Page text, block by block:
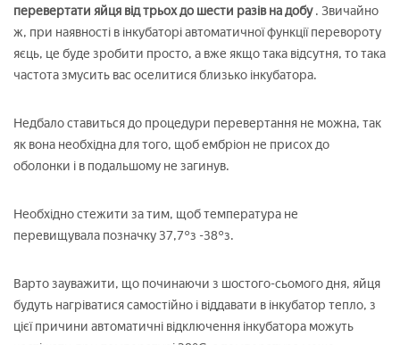
перевертати яйця від трьох до шести разів на добу. Звичайно
ж, при наявності в інкубаторі автоматичної функції перевороту
яєць, це буде зробити просто, а вже якщо така відсутня, то така
частота змусить вас оселитися близько інкубатора.
Недбало ставиться до процедури перевертання не можна, так
як вона необхідна для того, щоб ембріон не присох до
оболонки і в подальшому не загинув.
Необхідно стежити за тим, щоб температура не
перевищувала позначку 37,7°з -38°з.
Варто зауважити, що починаючи з шостого-сьомого дня, яйця
будуть нагріватися самостійно і віддавати в інкубатор тепло, з
цієї причини автоматичні відключення інкубатора можуть